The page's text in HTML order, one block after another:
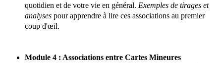
quotidien et de votre vie en général. Exemples de tirages et
analyses pour apprendre à lire ces associations au premier
coup d'œil.
Module 4 : Associations entre Cartes Mineures